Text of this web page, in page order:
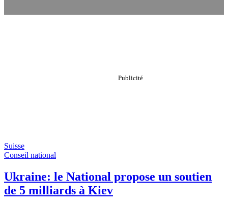
Suisse
Conseil national
Ukraine: le National propose un soutien
de 5 milliards à Kiev